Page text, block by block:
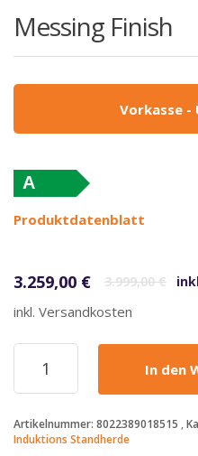
Messing Finish
Vorkasse -
A
Produktdatenblatt
3.999,00€
3.259,00 €
inkl. Versandkosten
LOFRA
3259€
DOLCEVITA
INDUKTION
In den
Artikelnummer: 8022389018515
Induktions Standherde